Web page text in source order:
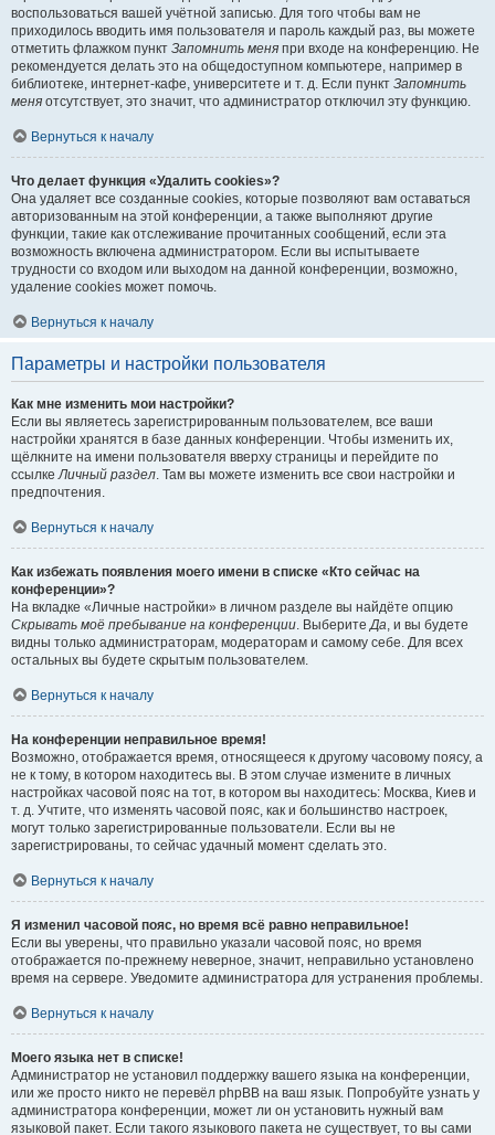
воспользоваться вашей учётной записью. Для того чтобы вам не
приходилось вводить имя пользователя и пароль каждый раз, вы можете
отметить флажком пункт Запомнить меня при входе на конференцию. Не
рекомендуется делать это на общедоступном компьютере, например в
библиотеке, интернет-кафе, университете и т. д. Если пункт Запомнить
меня отсутствует, это значит, что администратор отключил эту функцию.
Вернуться к началу
Что делает функция «Удалить cookies»?
Она удаляет все созданные cookies, которые позволяют вам оставаться
авторизованным на этой конференции, а также выполняют другие
функции, такие как отслеживание прочитанных сообщений, если эта
возможность включена администратором. Если вы испытываете
трудности со входом или выходом на данной конференции, возможно,
удаление cookies может помочь.
Вернуться к началу
Параметры и настройки пользователя
Как мне изменить мои настройки?
Если вы являетесь зарегистрированным пользователем, все ваши
настройки хранятся в базе данных конференции. Чтобы изменить их,
щёлкните на имени пользователя вверху страницы и перейдите по
ссылкеЛичный раздел. Там вы можете изменить все свои настройки и
предпочтения.
Вернуться к началу
Как избежать появления моего имени в списке «Кто сейчас на
конференции»?
На вкладке «Личные настройки» в личном разделе вы найдёте опцию
Скрывать моё пребывание на конференции. ВыберитеДа, и вы будете
видны только администраторам, модераторам и самому себе. Для всех
остальных вы будете скрытым пользователем.
Вернуться к началу
На конференции неправильное время!
Возможно, отображается время, относящееся к другому часовому поясу, а
не к тому, в котором находитесь вы. В этом случае измените в личных
настройках часовой пояс на тот, в котором вы находитесь: Москва, Киев и
т. д. Учтите, что изменять часовой пояс, как и большинство настроек,
могут только зарегистрированные пользователи. Если вы не
зарегистрированы, то сейчас удачный момент сделать это.
Вернуться к началу
Я изменил часовой пояс, но время всё равно неправильное!
Если вы уверены, что правильно указали часовой пояс, но время
отображается по-прежнему неверное, значит, неправильно установлено
время на сервере. Уведомите администратора для устранения проблемы.
Вернуться к началу
Моего языка нет в списке!
Администратор не установил поддержку вашего языка на конференции,
или же просто никто не перевёл phpBB на ваш язык. Попробуйте узнать у
администратора конференции, может ли он установить нужный вам
языковой пакет. Если такого языкового пакета не существует, то вы сами